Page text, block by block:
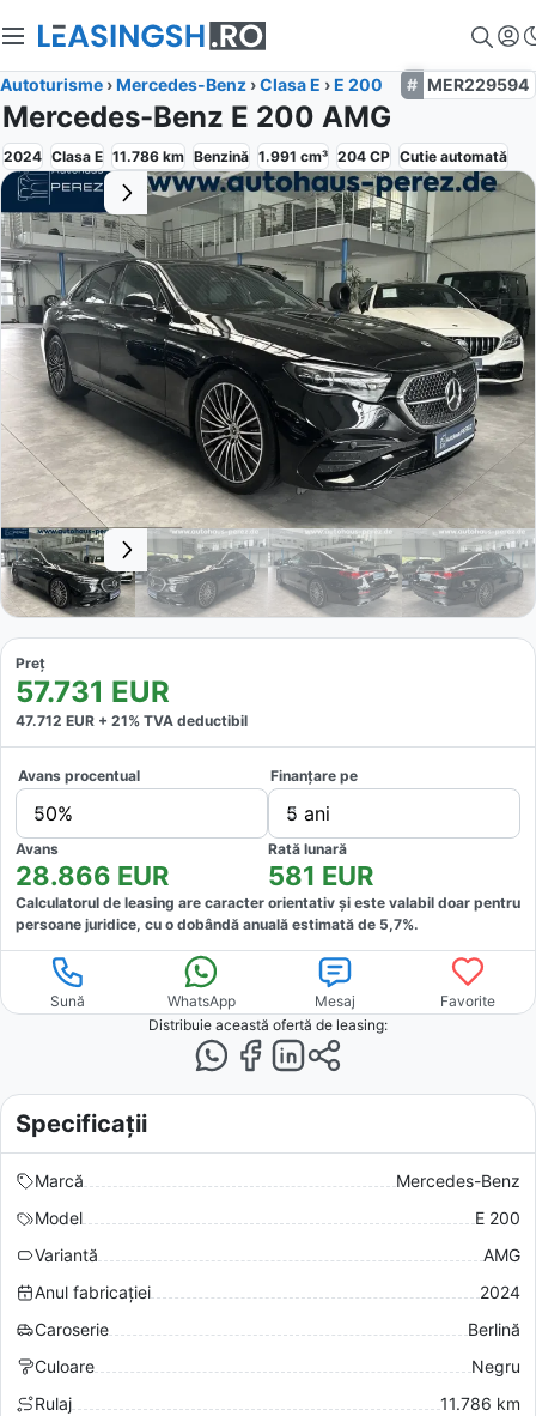
Autoturisme ›Mercedes-Benz ›Clasa E ›E 200 MER229594
Mercedes-Benz E 200 AMG
2024 Clasa E 11.786 km Benzină 1.991 cm³ 204 CP Cutie automată
Preț
57.731 EUR
47.712 EUR + 21% TVA deductibil
Avans procentual
50%
Finanțare pe
5 ani
Avans
28.866 EUR
Rată lunară
581 EUR
Calculatorul de leasing are caracter orientativ și este valabil doar pentru
persoane juridice, cu o dobândă anuală estimată de 5,7%.
Sună WhatsApp Mesaj
Favorite
Distribuie această ofertă de leasing:
Specificații
Marcă
Mercedes-Benz
Model
E 200
Variantă
AMG
Anul fabricației
2024
Caroserie
Berlină
Culoare
Negru
Rulaj
11.786 km